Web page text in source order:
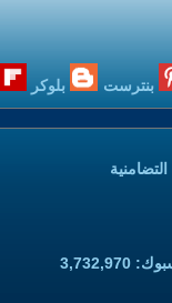
بنترست بلوكر